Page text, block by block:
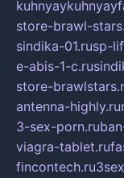
store-brawl-
sindika-01.rusp-
e-abis-1-c.ru
store-
antenna-highly.ru
3-sex-porn.ru
viagra-tablet.ru
fincontech.ru